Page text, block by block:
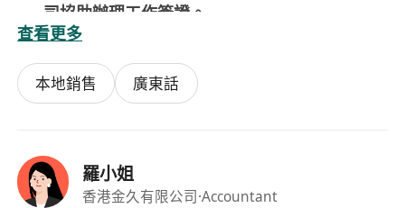
司協助辦理工作簽證。
可穩定於星期一至星期五上午11:00至下午19:00
當值，時間準確、守時可靠，具備良好出勤紀
錄。
查看更多
本地銷售 廣東話
羅小姐
香港金久有限公司·Accountant